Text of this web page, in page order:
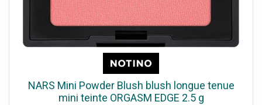
NARS Mini Powder Blush blush longue tenue
mini teinte ORGASM EDGE 2.5 g